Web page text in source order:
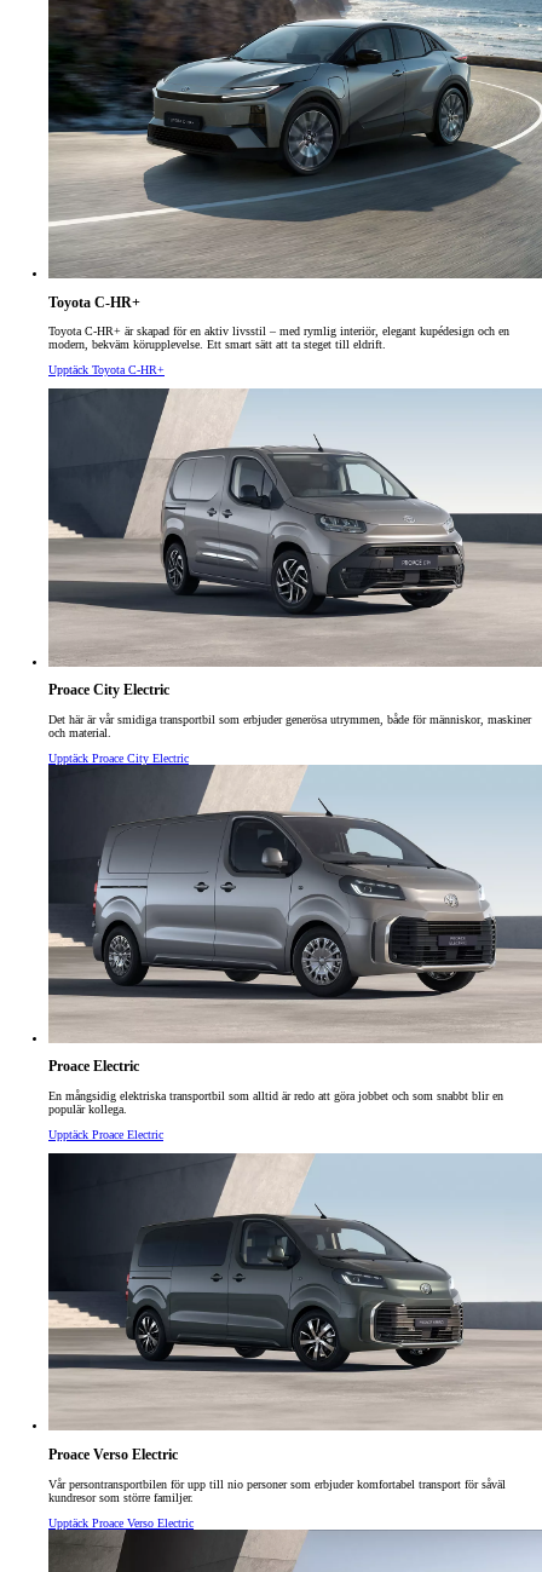
Toyota C-HR+
Toyota C‑HR+ är skapad för en aktiv livsstil – med rymlig interiör, elegant kupédesign och en
modern, bekväm körupplevelse. Ett smart sätt att ta steget till eldrift.
Upptäck Toyota C-HR+
Proace City Electric
Det här är vår smidiga transportbil som erbjuder generösa utrymmen, både för människor, maskiner
och material.
Upptäck Proace City Electric
Proace Electric
En mångsidig elektriska transportbil som alltid är redo att göra jobbet och som snabbt blir en
populär kollega.
Upptäck Proace Electric
Proace Verso Electric
Vår persontransportbilen för upp till nio personer som erbjuder komfortabel transport för såväl
kundresor som större familjer.
Upptäck Proace Verso Electric